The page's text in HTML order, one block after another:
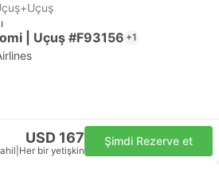
| Uçuş #F93156 +1
USD 167
Her bir yetişkin
Şimdi Rezerve et